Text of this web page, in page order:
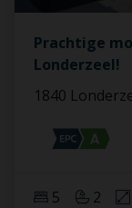
Prachtige
Londerzeel!
1840
5 2